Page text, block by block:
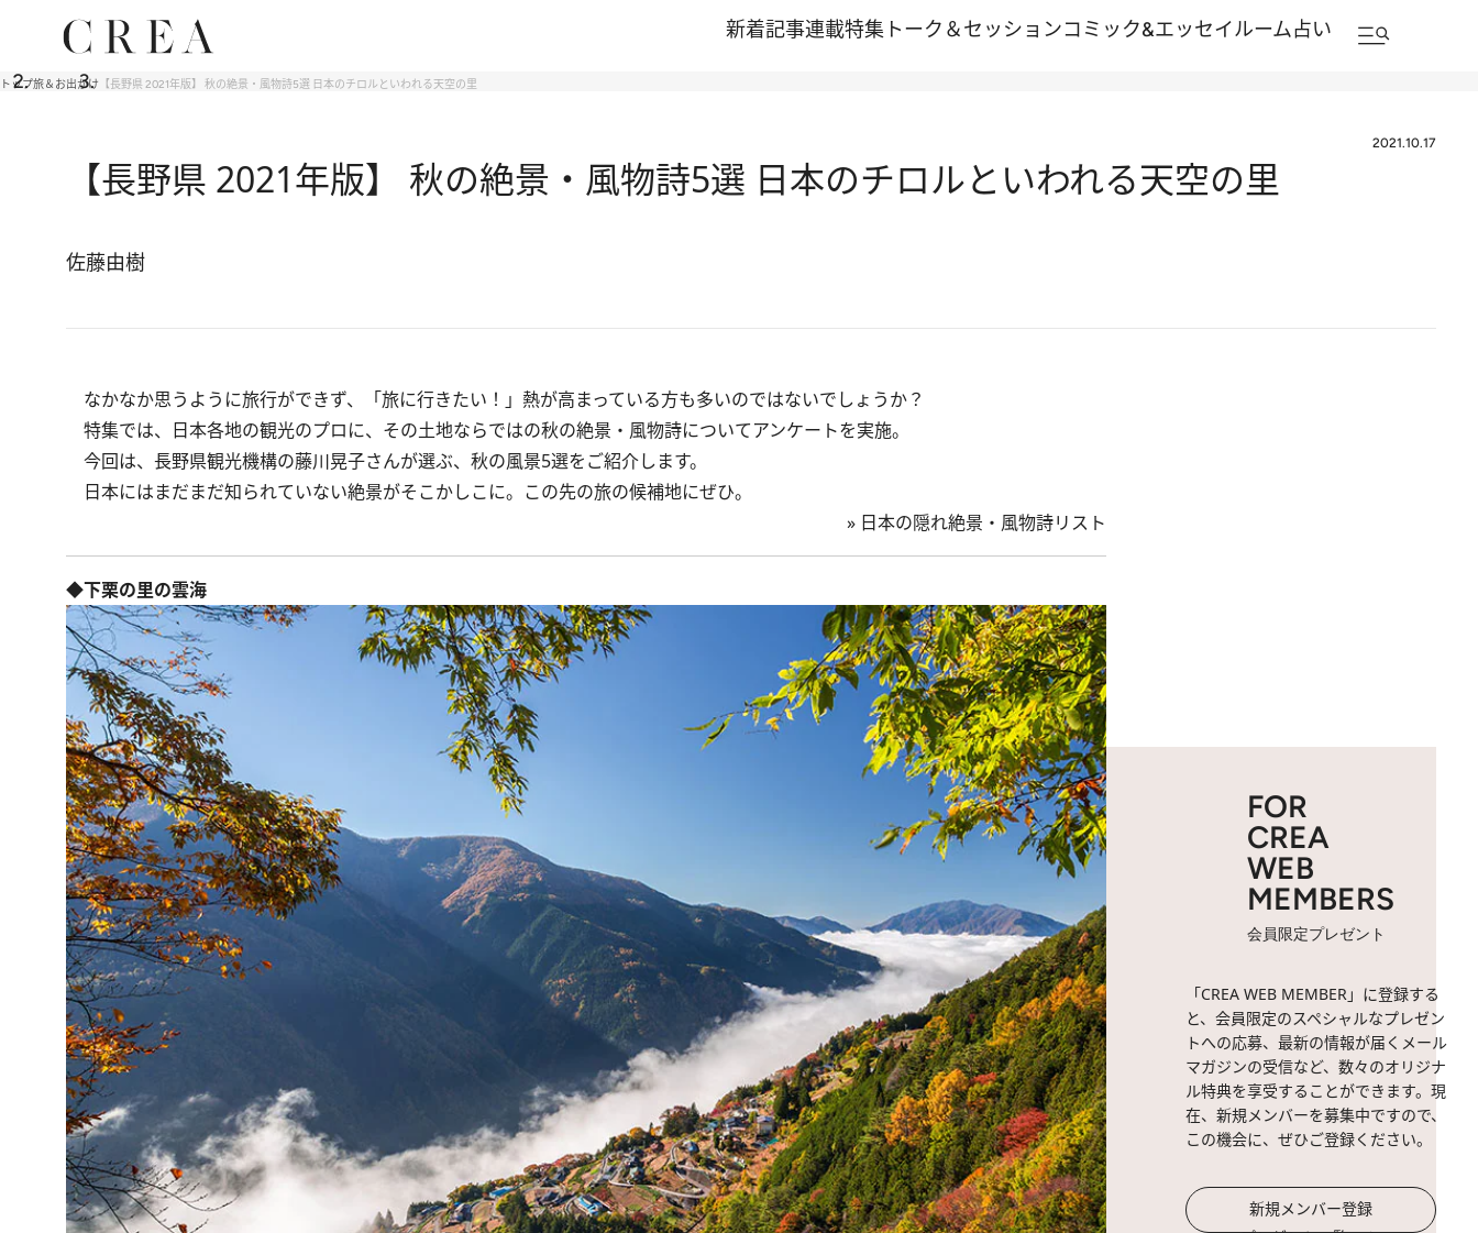
新着記事連載特集 トーク＆セッションコミック&エッセイルーム占い
トップ旅＆お出かけ 【長野県 2021年版】 秋の絶景・風物詩5選 日本のチロルといわれる天空の里
2021.10.17
【長野県 2021年版】 秋の絶景・風物詩5選 日本のチロルといわれる天空の里
佐藤由樹
なかなか思うように旅行ができず、「旅に行きたい！」熱が高まっている方も多いのではないでしょうか？
特集では、日本各地の観光のプロに、その土地ならではの秋の絶景・風物詩についてアンケートを実施。
今回は、長野県観光機構の藤川晃子さんが選ぶ、秋の風景5選をご紹介します。
日本にはまだまだ知られていない絶景がそこかしこに。この先の旅の候補地にぜひ。
» 日本の隠れ絶景・風物詩リスト
◆下栗の里の雲海
FOR
CREA
WEB
MEMBERS
会員限定プレゼント
「CREA WEB MEMBER」に登録する
と、会員限定のスペシャルなプレゼン
トへの応募、最新の情報が届くメール
マガジンの受信など、数々のオリジナ
ル特典を享受することができます。現
在、新規メンバーを募集中ですので、
この機会に、ぜひご登録ください。
新規メンバー登録